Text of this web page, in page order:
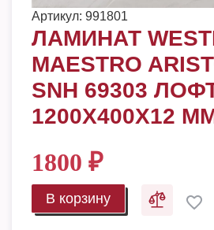
Артикул: 991801
ЛАМИНАТ
MAESTRO
SNH 69303
1200Х400Х12
1800 ₽
В корзину